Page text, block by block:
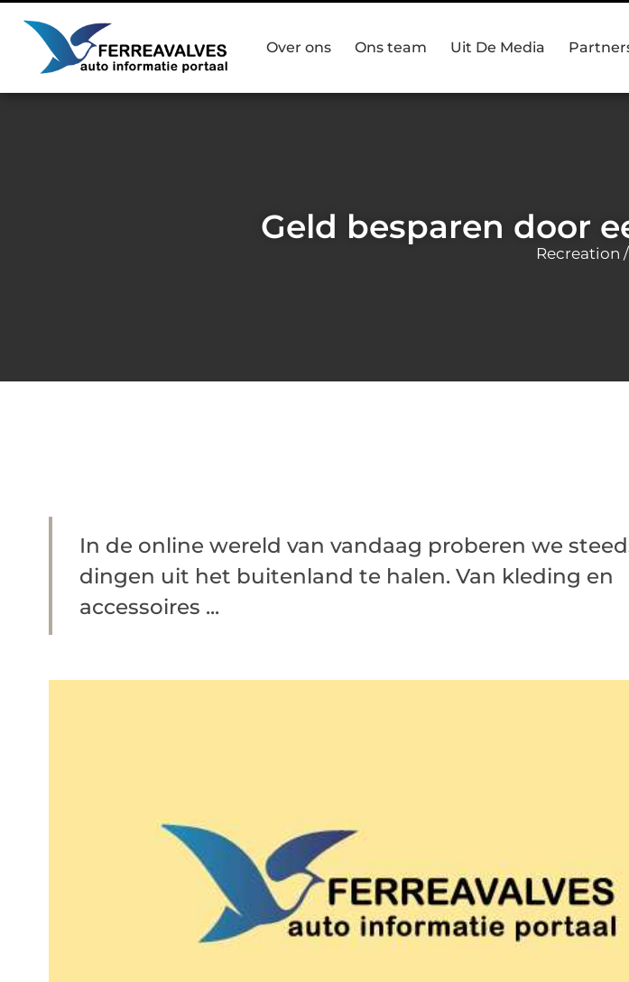
Over ons Ons team Uit De Media
Geld besparen door
Recreation
In de online wereld van vandaag proberen we
dingen uit het buitenland te halen. Van kleding en
accessoires ...